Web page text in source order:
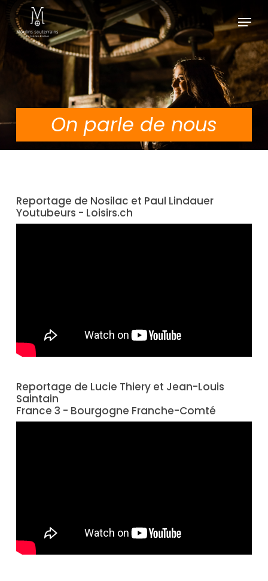
main
Menu
On parle de nous
Reportage de Nosilac et Paul Lindauer
Youtubeurs - Loisirs.ch
Reportage de Lucie Thiery et Jean-Louis
Saintain
France 3 - Bourgogne Franche-Comté